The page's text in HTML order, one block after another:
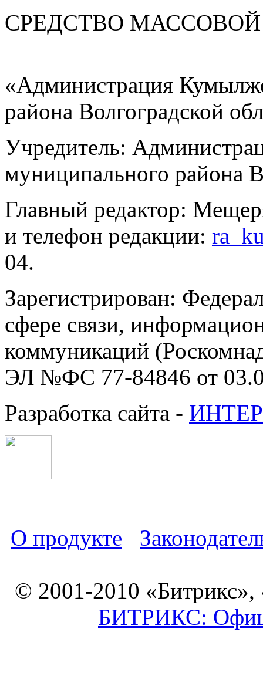
СРЕДСТВО
«Администрация
района Волгоградской
Учредитель:
муниципального района
Главный редактор:
и телефон редакции:
04.
Зарегистрирован:
сфере связи,
коммуникаций
ЭЛ №ФС 77-84846 от
Разработка сайта -
О продукте
© 2001-2010 «Битрикс»,
БИТРИКС: